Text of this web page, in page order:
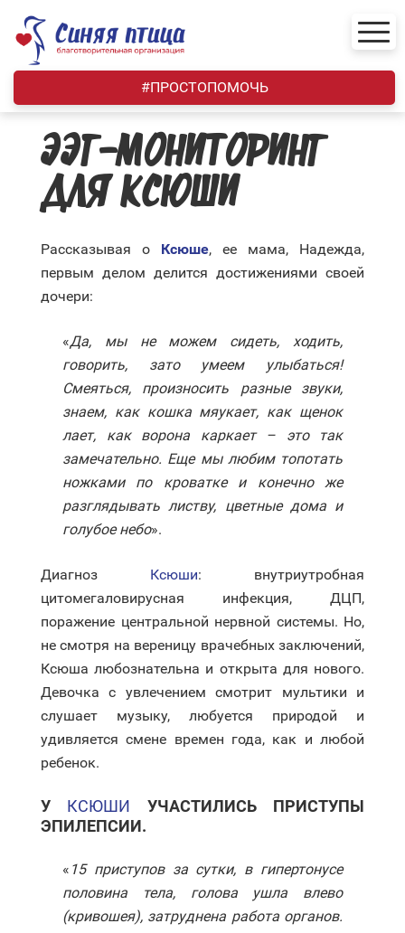
content
#ПРОСТОПОМОЧЬ
ЭЭГ-МОНИТОРИНГ
ДЛЯ КСЮШИ
Рассказывая о Ксюше, ее мама, Надежда,
первым делом делится достижениями своей
дочери:
«Да, мы не можем сидеть, ходить,
говорить, зато умеем улыбаться!
Смеяться, произносить разные звуки,
знаем, как кошка мяукает, как щенок
лает, как ворона каркает – это так
замечательно. Еще мы любим топотать
ножками по кроватке и конечно же
разглядывать листву, цветные дома и
голубое небо».
Диагноз Ксюши: внутриутробная
цитомегаловирусная инфекция, ДЦП,
поражение центральной нервной системы. Но,
не смотря на вереницу врачебных заключений,
Ксюша любознательна и открыта для нового.
Девочка с увлечением смотрит мультики и
слушает музыку, любуется природой и
удивляется смене времен года, как и любой
ребенок.
У КСЮШИ УЧАСТИЛИСЬ ПРИСТУПЫ
ЭПИЛЕПСИИ.
« 15 приступов за сутки, в гипертонусе
половина тела, голова ушла влево
(кривошея), затруднена работа органов.